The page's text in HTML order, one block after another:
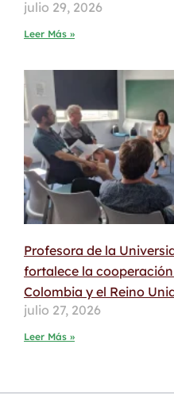
julio 29, 2026
Leer Más »
Profesora de la
fortalece la
Colombia y el Reino
julio 27, 2026
Leer Más »